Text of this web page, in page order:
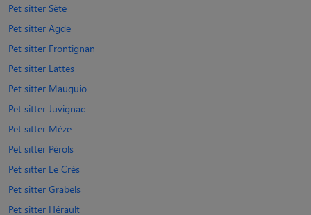
Pet sitter Sète
Pet sitter Agde
Pet sitter Frontignan
Pet sitter Lattes
Pet sitter Mauguio
Pet sitter Juvignac
Pet sitter Mèze
Pet sitter Pérols
Pet sitter Le Crès
Pet sitter Grabels
Pet sitter Hérault